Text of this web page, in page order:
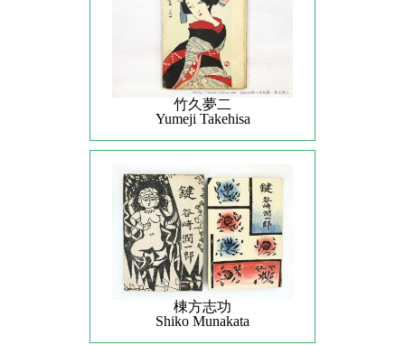
竹久夢二
Yumeji Takehisa
棟方志功
Shiko Munakata